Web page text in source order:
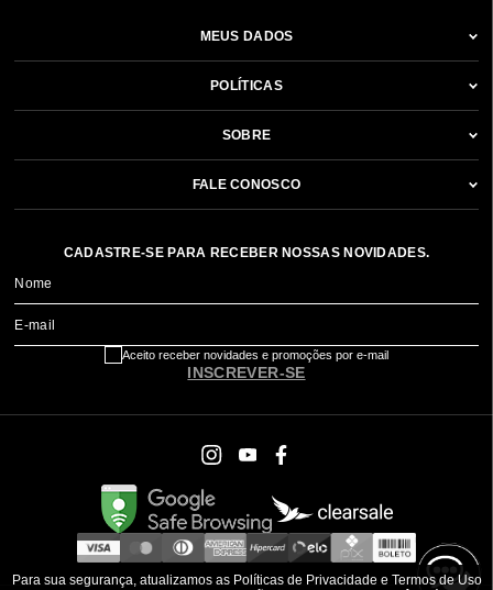
MEUS DADOS
POLÍTICAS
SOBRE
FALE CONOSCO
CADASTRE-SE PARA RECEBER NOSSAS NOVIDADES.
Nome
E-mail
INSCREVER-SE
Aceito receber novidades e promoções por e-mail
Para sua segurança, atualizamos as Políticas de Privacidade e Termos de Uso